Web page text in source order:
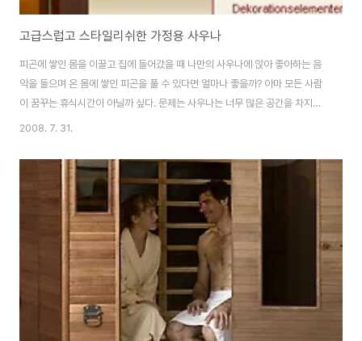
고급스럽고 스타일리쉬한 가정용 사우나
피곤에 쌓인 몸을 이끌고 집에 들어갔을 때 나만의 사우나에 앉아 좋아하는 음
악을 들으며 온 몸에 쌓인 피곤을 풀 수 있다면 얼마나 좋을까? 아마 모든 사람
이 꿈꾸는 휴식시간이 아닐까 싶다. 문제는 사우나는 너무 많은 공간을 차지하
여 대저택에 사는 일부 부유층만 소유할 수 있다는 것이다. 하지만 그렇다고 그
(Decowood)가 컴팩트형 가정용 사우나 IR 라인 사우나(IR Line Sauna)를
출시한 것이다. IR 라인 사우나는 공간을 적게 차지하면서도 고급스럽고 스타
일리쉬한 가정용 사우나로 사우나를 좋아하는 일반인들에게 크게 각광받을 전
망이다. 사우나 안을 덥히는 방법은 스팀이 아닌 적외선을 사용한다. 적외선은
따뜻함을 느끼게 해주..
2008. 7. 31.